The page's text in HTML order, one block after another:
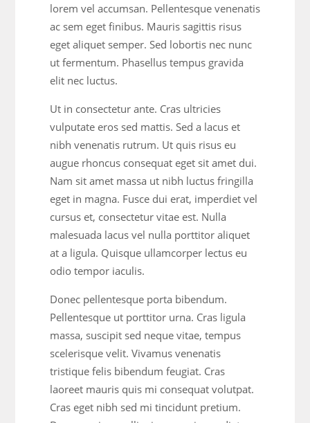
lorem vel accumsan. Pellentesque venenatis
ac sem eget finibus. Mauris sagittis risus
eget aliquet semper. Sed lobortis nec nunc
ut fermentum. Phasellus tempus gravida
elit nec luctus.
Ut in consectetur ante. Cras ultricies
vulputate eros sed mattis. Sed a lacus et
nibh venenatis rutrum. Ut quis risus eu
augue rhoncus consequat eget sit amet dui.
Nam sit amet massa ut nibh luctus fringilla
eget in magna. Fusce dui erat, imperdiet vel
cursus et, consectetur vitae est. Nulla
malesuada lacus vel nulla porttitor aliquet
at a ligula. Quisque ullamcorper lectus eu
odio tempor iaculis.
Donec pellentesque porta bibendum.
Pellentesque ut porttitor urna. Cras ligula
massa, suscipit sed neque vitae, tempus
scelerisque velit. Vivamus venenatis
tristique felis bibendum feugiat. Cras
laoreet mauris quis mi consequat volutpat.
Cras eget nibh sed mi tincidunt pretium.